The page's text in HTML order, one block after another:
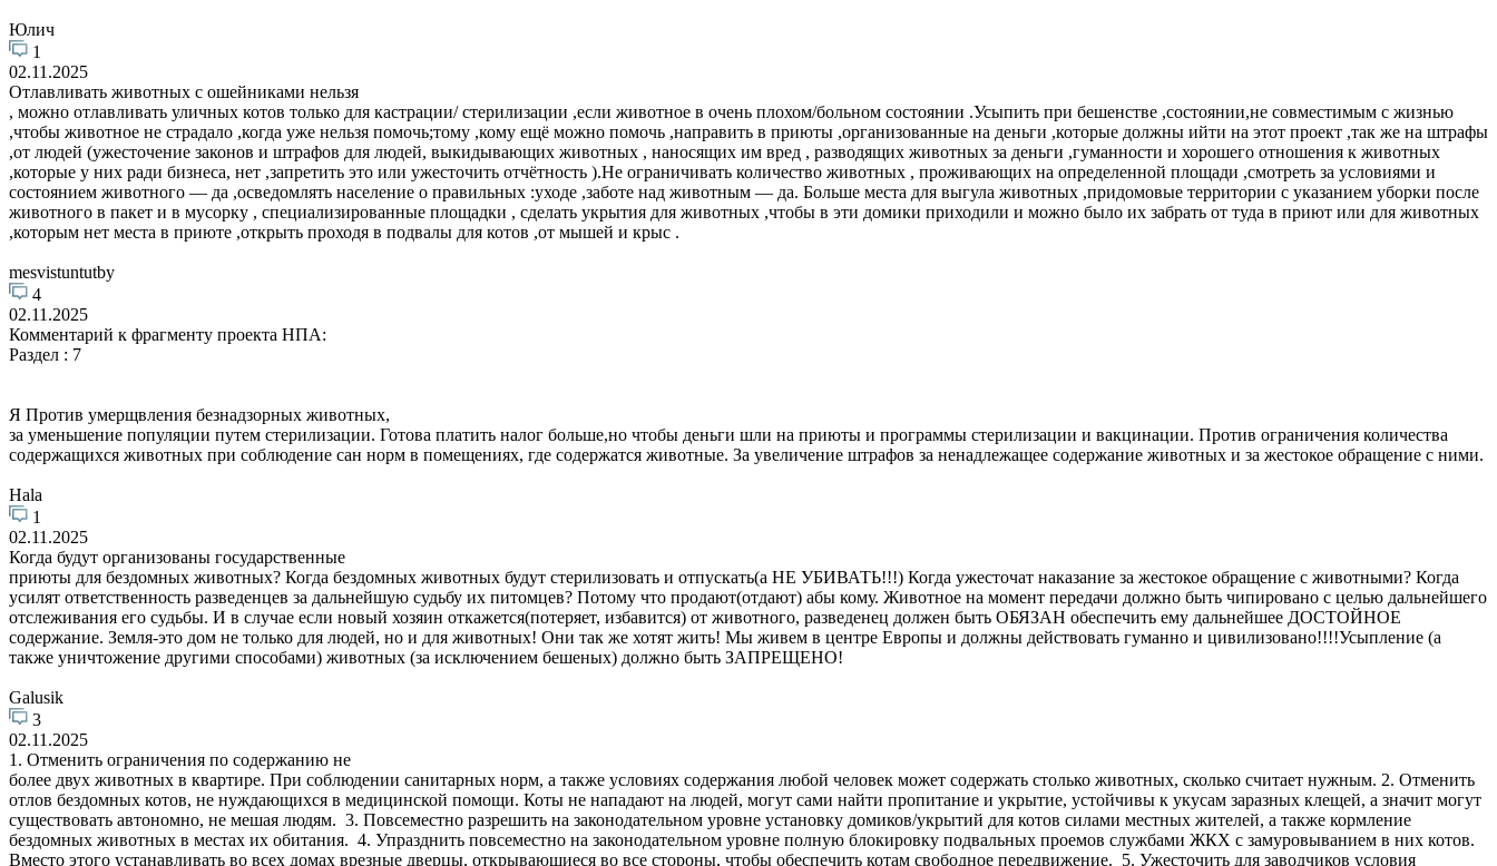
Юлич
1
02.11.2025
Отлавливать животных с ошейниками нельзя
, можно отлавливать уличных котов только для кастрации/ стерилизации ,если животное в очень плохом/больном состоянии .Усыпить при бешенстве ,состоянии,не совместимым с жизнью
,чтобы животное не страдало ,когда уже нельзя помочь;тому ,кому ещё можно помочь ,направить в приюты ,организованные на деньги ,которые должны ийти на этот проект ,так же на штрафы
,от людей (ужесточение законов и штрафов для людей, выкидывающих животных , наносящих им вред , разводящих животных за деньги ,гуманности и хорошего отношения к животных
,которые у них ради бизнеса, нет ,запретить это или ужесточить отчётность ).Не ограничивать количество животных , проживающих на определенной площади ,смотреть за условиями и
состоянием животного — да ,осведомлять население о правильных :уходе ,заботе над животным — да. Больше места для выгула животных ,придомовые территории с указанием уборки после
животного в пакет и в мусорку , специализированные площадки , сделать укрытия для животных ,чтобы в эти домики приходили и можно было их забрать от туда в приют или для животных
,которым нет места в приюте ,открыть проходя в подвалы для котов ,от мышей и крыс .
mesvistuntutby
4
02.11.2025
Комментарий к фрагменту проекта НПА:
Раздел : 7
Я Против умерщвления безнадзорных животных,
за уменьшение популяции путем стерилизации. Готова платить налог больше,но чтобы деньги шли на приюты и программы стерилизации и вакцинации. Против ограничения количества
содержащихся животных при соблюдение сан норм в помещениях, где содержатся животные. За увеличение штрафов за ненадлежащее содержание животных и за жестокое обращение с ними.
Hala
1
02.11.2025
Когда будут организованы государственные
приюты для бездомных животных? Когда бездомных животных будут стерилизовать и отпускать(а НЕ УБИВАТЬ!!!) Когда ужесточат наказание за жестокое обращение с животными? Когда
усилят ответственность разведенцев за дальнейшую судьбу их питомцев? Потому что продают(отдают) абы кому. Животное на момент передачи должно быть чипировано с целью дальнейшего
отслеживания его судьбы. И в случае если новый хозяин откажется(потеряет, избавится) от животного, разведенец должен быть ОБЯЗАН обеспечить ему дальнейшее ДОСТОЙНОЕ
содержание. Земля-это дом не только для людей, но и для животных! Они так же хотят жить! Мы живем в центре Европы и должны действовать гуманно и цивилизовано!!!!Усыпление (а
также уничтожение другими способами) животных (за исключением бешеных) должно быть ЗАПРЕЩЕНО!
Galusik
3
02.11.2025
1. Отменить ограничения по содержанию не
более двух животных в квартире. При соблюдении санитарных норм, а также условиях содержания любой человек может содержать столько животных, сколько считает нужным. 2. Отменить
отлов бездомных котов, не нуждающихся в медицинской помощи. Коты не нападают на людей, могут сами найти пропитание и укрытие, устойчивы к укусам заразных клещей, а значит могут
существовать автономно, не мешая людям. 3. Повсеместно разрешить на законодательном уровне установку домиков/укрытий для котов силами местных жителей, а также кормление
бездомных животных в местах их обитания. 4. Упразднить повсеместно на законодательном уровне полную блокировку подвальных проемов службами ЖКХ с замуровыванием в них котов.
Вместо этого устанавливать во всех домах врезные дверцы, открывающиеся во все стороны, чтобы обеспечить котам свободное передвижение. 5. Ужесточить для заводчиков условия